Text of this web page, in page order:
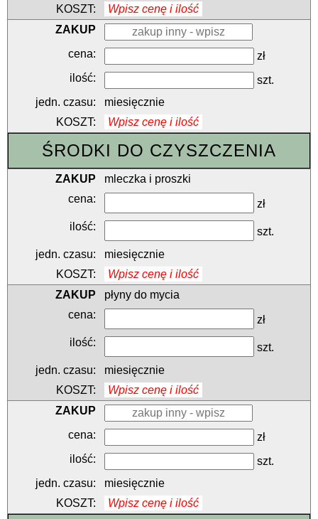
Wpisz cenę i ilość
zł
szt.
miesięcznie
Wpisz cenę i ilość
ŚRODKI DO CZYSZCZENIA
mleczka i proszki
zł
szt.
miesięcznie
Wpisz cenę i ilość
płyny do mycia
zł
szt.
miesięcznie
Wpisz cenę i ilość
zł
szt.
miesięcznie
Wpisz cenę i ilość